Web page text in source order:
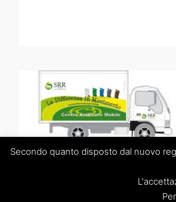
“Società Regolamentazione del
Secondo quanto disposto dal nuovo